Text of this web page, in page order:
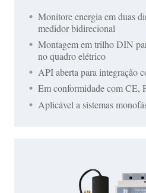
Monitore energia em duas
medidor bidirecional
Montagem em trilho DIN
no quadro elétrico
API aberta para integração
Em conformidade com CE,
Aplicável a sistemas